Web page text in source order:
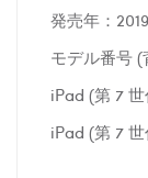
発売年：2019
モデル番号 (
iPad (第 7
iPad (第 7